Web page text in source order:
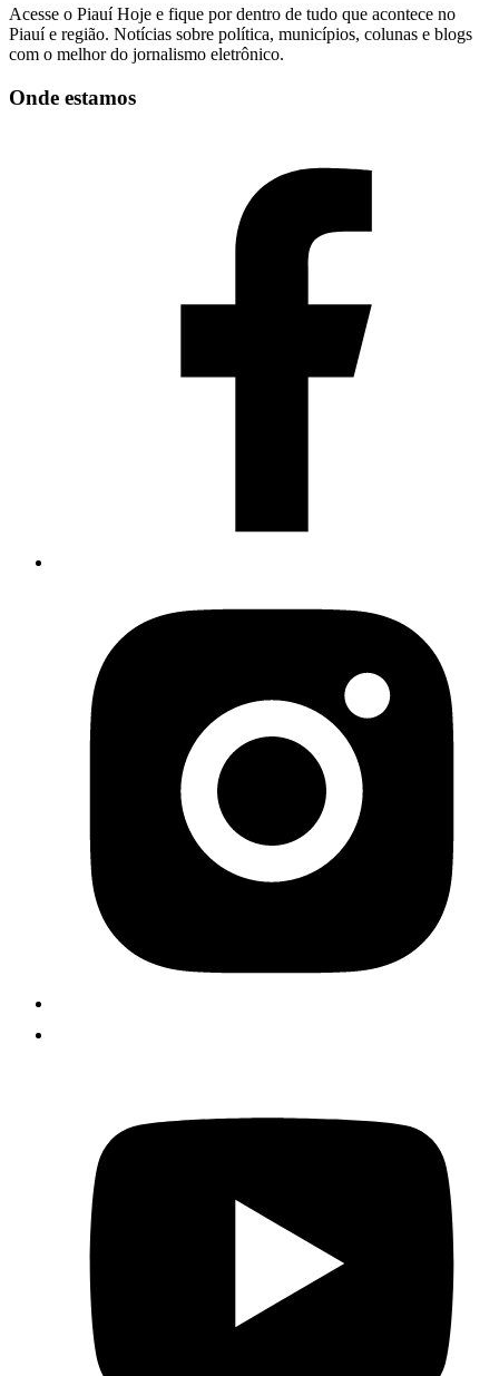
Acesse o Piauí Hoje e fique por dentro de tudo que acontece no
Piauí e região. Notícias sobre política, municípios, colunas e blogs
com o melhor do jornalismo eletrônico.
Onde estamos